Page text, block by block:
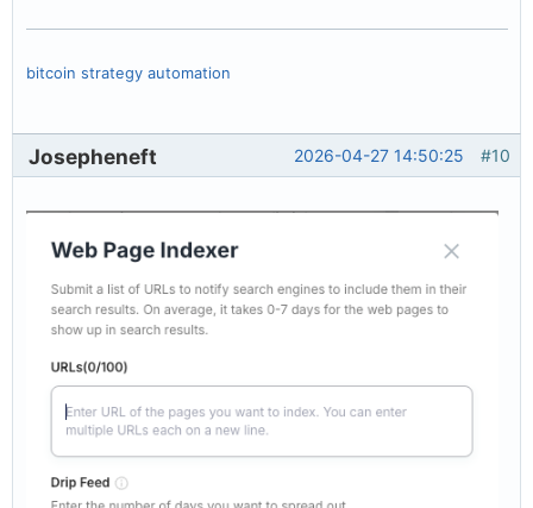
bitcoin strategy automation
#10
2026-04-27 14:50:25
Josepheneft